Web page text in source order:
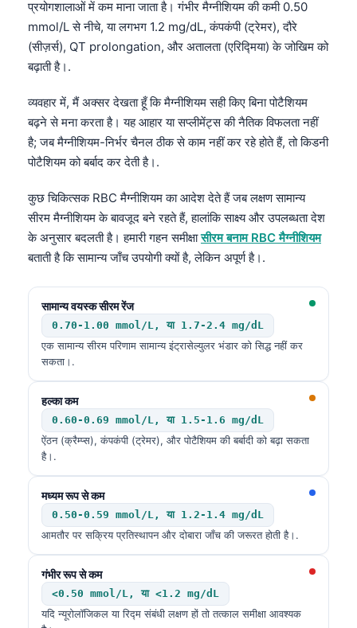
प्रयोगशालाओं में कम माना जाता है। गंभीर मैग्नीशियम की कमी 0.50
mmol/L से नीचे, या लगभग 1.2 mg/dL, कंपकंपी (ट्रेमर), दौरे
(सीज़र्स), QT prolongation, और अतालता (एरिद्मिया) के जोखिम को
बढ़ाती है।.
व्यवहार में, मैं अक्सर देखता हूँ कि मैग्नीशियम सही किए बिना पोटैशियम
बढ़ने से मना करता है। यह आहार या सप्लीमेंट्स की नैतिक विफलता नहीं
है; जब मैग्नीशियम-निर्भर चैनल ठीक से काम नहीं कर रहे होते हैं, तो किडनी
पोटैशियम को बर्बाद कर देती है।.
कुछ चिकित्सक RBC मैग्नीशियम का आदेश देते हैं जब लक्षण सामान्य
सीरम मैग्नीशियम के बावजूद बने रहते हैं, हालांकि साक्ष्य और उपलब्धता देश
के अनुसार बदलती है। हमारी गहन समीक्षासीरम बनाम RBC मैग्नीशियम
बताती है कि सामान्य जाँच उपयोगी क्यों है, लेकिन अपूर्ण है।.
सामान्य वयस्क सीरम रेंज
0.70-1.00 mmol/L, या 1.7-2.4 mg/dL
एक सामान्य सीरम परिणाम सामान्य इंट्रासेल्युलर भंडार को सिद्ध नहीं कर
सकता।.
हल्का कम
0.60-0.69 mmol/L, या 1.5-1.6 mg/dL
ऐंठन (क्रैम्प्स), कंपकंपी (ट्रेमर), और पोटैशियम की बर्बादी को बढ़ा सकता
है।.
मध्यम रूप से कम
0.50-0.59 mmol/L, या 1.2-1.4 mg/dL
आमतौर पर सक्रिय प्रतिस्थापन और दोबारा जाँच की जरूरत होती है।.
गंभीर रूप से कम
<0.50 mmol/L, या <1.2 mg/dL
यदि न्यूरोलॉजिकल या रिद्म संबंधी लक्षण हों तो तत्काल समीक्षा आवश्यक